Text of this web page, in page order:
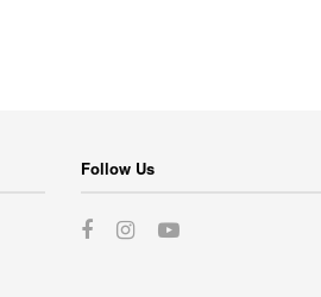
Follow Us